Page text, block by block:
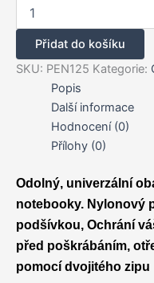
tablet
notebook
množství
Přidat do košíku
SKU: PEN125 Kategorie:
Popis
Další informace
Hodnocení (0)
Přílohy (0)
Odolný, univerzální
notebooky. Nylonový
podšívkou, Ochrání
před poškrábáním,
pomocí dvojitého zipu